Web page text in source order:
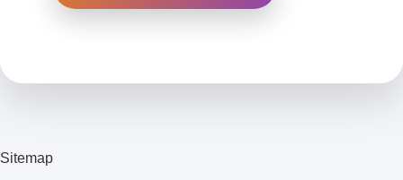
Sitemap